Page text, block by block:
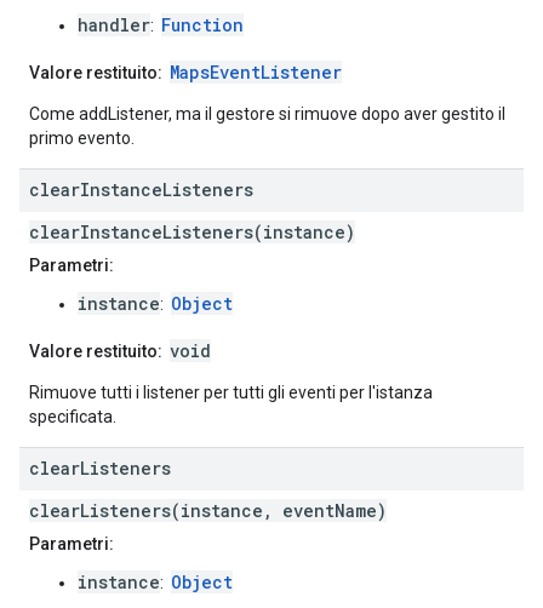
handler: Function
Valore restituito: MapsEventListener
Come addListener, ma il gestore si rimuove dopo aver gestito il
primo evento.
clearInstanceListeners
clearInstanceListeners(instance)
Parametri:
instance: Object
Valore restituito: void
Rimuove tutti i listener per tutti gli eventi per l'istanza
specificata.
clearListeners
clearListeners(instance, eventName)
Parametri:
instance: Object